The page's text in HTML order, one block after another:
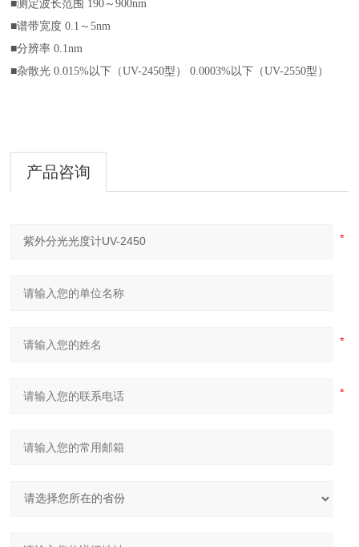
■测定波长范围 190～900nm
■谱带宽度 0.1～5nm
■分辨率 0.1nm
■杂散光 0.015%以下（UV-2450型） 0.0003%以下（UV-2550型）
产品咨询